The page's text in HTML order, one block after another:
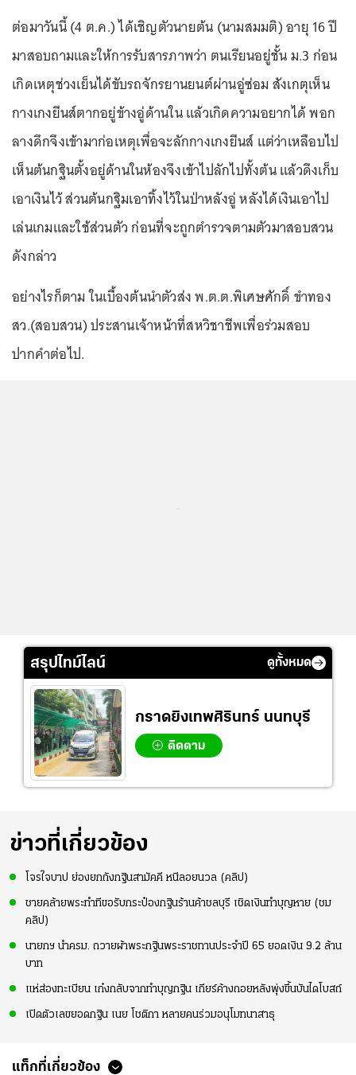
ต่อมาวันนี้ (4 ต.ค.) ได้เชิญตัวนายต้น (นามสมมติ) อายุ 16 ปี
มาสอบถามและให้การรับสารภาพว่า ตนเรียนอยู่ชั้น ม.3 ก่อน
เกิดเหตุช่วงเย็นได้ขับรถจักรยานยนต์ผ่านอู่ซ่อม สังเกตุเห็น
กางเกงยีนส์ตากอยู่ข้างอู่ด้านใน แล้วเกิดความอยากได้ พอก
ลางดึกจึงเข้ามาก่อเหตุเพื่อจะลักกางเกงยีนส์ แต่ว่าเหลือบไป
เห็นต้นกฐินตั้งอยู่ด้านในห้องจึงเข้าไปลักไปทั้งต้น แล้วดึงเก็บ
เอาเงินไว้ ส่วนต้นกฐิมเอาทิ้งไว้ในป่าหลังอู่ หลังได้เงินเอาไป
เล่นเกมและใช้ส่วนตัว ก่อนที่จะถูกตำรวจตามตัวมาสอบสวน
ดังกล่าว
อย่างไรก็ตาม ในเบื้องต้นนำตัวส่ง พ.ต.ต.พิเศษศักดิ์ ขำทอง
สว.(สอบสวน) ประสานเจ้าหน้าที่สหวิชาชีพเพื่อร่วมสอบ
ปากคำต่อไป.
สรุปไทม์ไลน์ ดูทั้งหมด
กราดยิงเทพศิรินทร์ นนทบุรี
ติดตาม
ข่าวที่เกี่ยวข้อง
โจรใจบาป ย่องยกถังกฐินสามัคคี หนีลอยนวล (คลิป)
ชายคล้ายพระทำทีขอรับกระป๋องกฐินร้านค้าชลบุรี เชิดเงินทำบุญหาย (ชม
คลิป)
นายกฯ นำครม. ถวายผ้าพระกฐินพระราชทานประจำปี 65 ยอดเงิน 9.2 ล้าน
บาท
แห่ส่องทะเบียน เก๋งกลับจากทำบุญกฐิน เกียร์ค้างถอยหลังพุ่งขึ้นบันไดโบสถ์
เปิดตัวเลขยอดกฐิน เนย โชติกา หลายคนร่วมอนุโมทนาสาธุ
แท็กที่เกี่ยวข้อง